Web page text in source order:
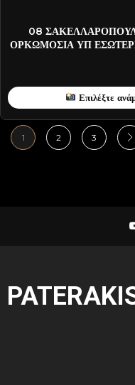
08
ΟΡΚΩΜΟΣΙΑ ΥΠ
Επιλέξτε
1 2 3